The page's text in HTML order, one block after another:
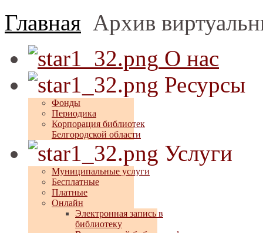
Главная Архив
О нас
Ресурсы
Фонды
Периодика
Корпорация библиотек
Белгородской области
Услуги
Муниципальные услуги
Бесплатные
Платные
Онлайн
Электронная запись в
библиотеку